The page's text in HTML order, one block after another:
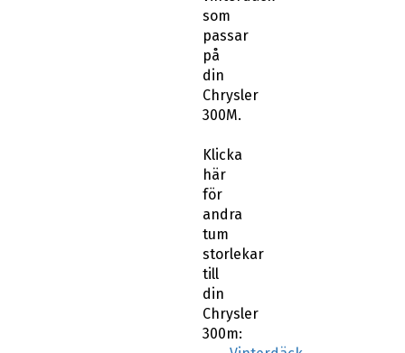
som
passar
på
din
Chrysler
300M.
Klicka
här
för
andra
tum
storlekar
till
din
Chrysler
300m:
Vinterdäck